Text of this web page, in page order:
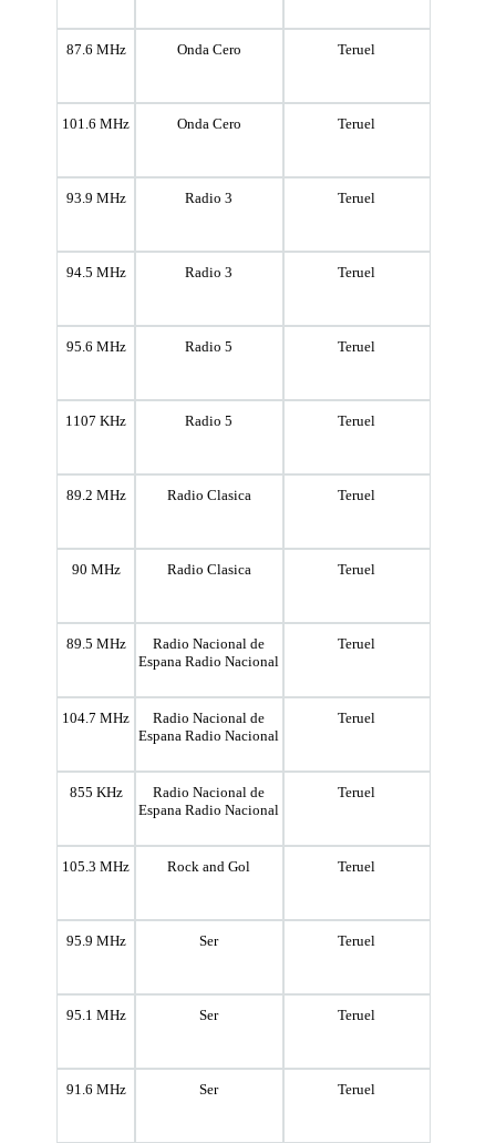
87.6 MHz Onda Cero Teruel
101.6 MHz Onda Cero Teruel
93.9 MHz Radio 3 Teruel
94.5 MHz Radio 3 Teruel
95.6 MHz Radio 5 Teruel
1107 KHz Radio 5 Teruel
89.2 MHz Radio Clasica Teruel
90 MHz Radio Clasica Teruel
89.5 MHz
Radio Nacional de
Espana Radio Nacional
Teruel
104.7 MHz
Radio Nacional de
Espana Radio Nacional
Teruel
855 KHz
Radio Nacional de
Espana Radio Nacional
Teruel
105.3 MHz Rock and Gol Teruel
95.9 MHz Ser Teruel
95.1 MHz Ser Teruel
91.6 MHz Ser Teruel